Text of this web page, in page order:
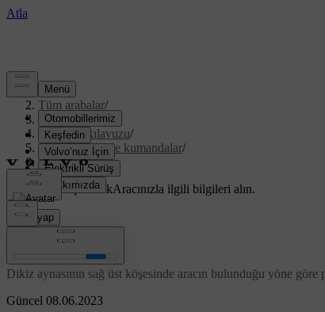
Destek
Tüm arabalar/
V40 2019/
Kullanıcı kılavuzu/
Göstergeler ve kumandalar/
Pusula
Özelleştirilmiş destekAracınızla ilgili bilgileri alın.
Giriş yap
Güncel 08.06.2023
Dikiz aynasının sağ üst köşesinde aracın bulunduğu yöne